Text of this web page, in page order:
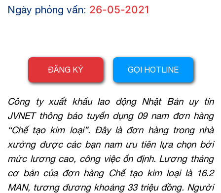
Ngày phỏng vấn: 26-05-2021
ĐĂNG KÝ GỌI HOTLINE
Công ty xuất khẩu lao động Nhật Bản uy tín
JVNET thông báo tuyển dụng 09 nam đơn hàng
“Chế tạo kim loại”. Đây là đơn hàng trong nhà
xưởng được các bạn nam ưu tiên lựa chọn bởi
mức lương cao, công việc ổn định. Lương tháng
cơ bản của đơn hàng Chế tạo kim loại là 16.2
MAN, tương đương khoảng 33 triệu đồng. Người